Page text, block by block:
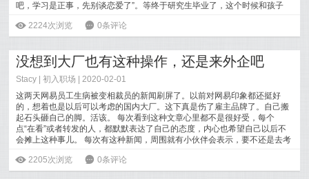
吧，学习是正事，先别谈恋爱了”。等终于研究生毕业了，这个时候和孩子
ė 2224次浏览 6 0条评论
没想到大厂也有这种操作，还是来外企吧
Stacy |初入职场
| 2020-02-01
这两天网易员工生病被变相裁员的新闻刷屏了。以前对网易印象都还挺好
的，想着也是以后可以考虑的国内大厂。这下真是伤了雇主品牌了。自己搬
起石头砸自己的脚。活该。 每次看到这种文章心里都不是很好受，每个
点“在看”或者转发的人，都默默表达了自己的态度，内心也希望自己以后不
会摊上这种事儿。 每次有这种新闻，周围就有小伙伴会表示，要不还是去考
ė 2205次浏览 6 0条评论